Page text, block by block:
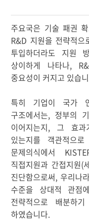
주요국은 기술 패권
R&D 지원을 전략적으
투입하더라도 지원
상이하게 나타나,
중요성이 커지고 있습
특히 기업이 국가
구조에서는, 정부의
이어지는지, 그 효
있는지를 객관적으
문제의식에서
직접지원과 간접지원(
진단함으로써, 우리나
수준을 상대적 관점
전략적으로 배분하
하였습니다.